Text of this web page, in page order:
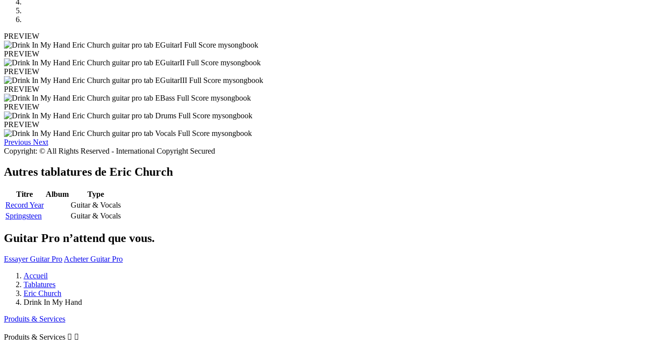
PREVIEW
PREVIEW
PREVIEW
PREVIEW
PREVIEW
PREVIEW
Previous Next
Copyright: © All Rights Reserved - International Copyright Secured
Autres tablatures de Eric Church
Titre Album
Type
Record Year
Guitar & Vocals
Springsteen
Guitar & Vocals
Guitar Pro n’attend que vous.
Essayer Guitar Pro Acheter Guitar Pro
Accueil
Tablatures
Eric Church
Drink In My Hand
Produits & Services
Produits & Services  